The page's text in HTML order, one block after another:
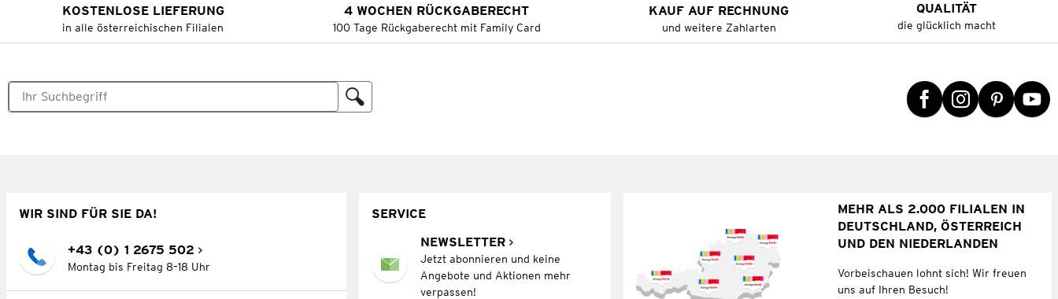
KOSTENLOSE LIEFERUNG
in alle österreichischen Filialen
4 WOCHEN RÜCKGABERECHT
100 Tage Rückgaberecht mit Family Card
KAUF AUF RECHNUNG
und weitere Zahlarten
QUALITÄT
die glücklich macht
WIR SIND FÜR SIE DA!
+43 (0) 1 2675 502
Montag bis Freitag 8–18 Uhr
SERVICE
NEWSLETTER
Jetzt abonnieren und keine
Angebote und Aktionen mehr
verpassen!
MEHR ALS 2.000 FILIALEN IN
DEUTSCHLAND, ÖSTERREICH
UND DEN NIEDERLANDEN
Vorbeischauen lohnt sich! Wir freuen
uns auf Ihren Besuch!